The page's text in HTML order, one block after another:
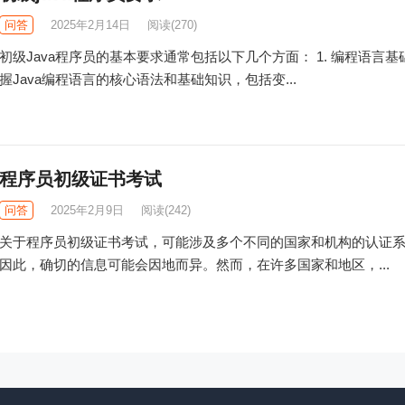
问答 2025年2月14日 阅读(270)
初级Java程序员的基本要求通常包括以下几个方面： 1. 编程语言基
握Java编程语言的核心语法和基础知识，包括变...
程序员初级证书考试
问答 2025年2月9日 阅读(242)
关于程序员初级证书考试，可能涉及多个不同的国家和机构的认证系
因此，确切的信息可能会因地而异。然而，在许多国家和地区，...